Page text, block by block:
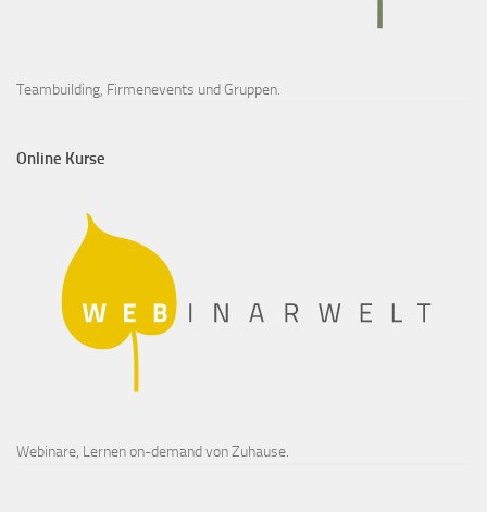
Teambuilding, Firmenevents und Gruppen.
Online Kurse
Webinare, Lernen on-demand von Zuhause.